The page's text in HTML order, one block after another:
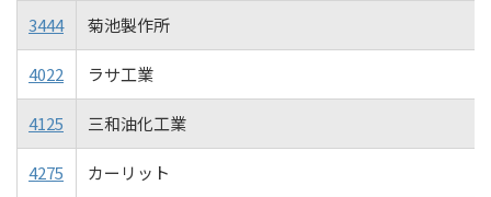
3444 菊池製作所
4022 ラサ工業
4125 三和油化工業
4275 カーリット